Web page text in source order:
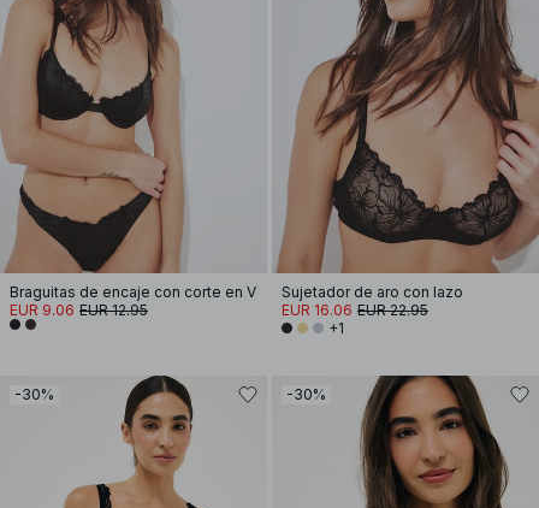
Braguitas de encaje con corte en V
EUR 9.06 EUR 12.95
Sujetador de aro con lazo
EUR 16.06 EUR 22.95
+1
-30% -30%